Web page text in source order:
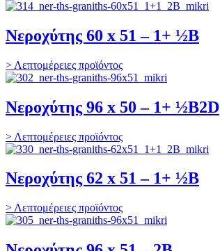
Νεροχύτης 60 x 51 – 1+ ½B
> Λεπτομέρειες προϊόντος
Νεροχύτης 96 x 50 – 1+ ½B2D
> Λεπτομέρειες προϊόντος
Νεροχύτης 62 x 51 – 1+ ½B
> Λεπτομέρειες προϊόντος